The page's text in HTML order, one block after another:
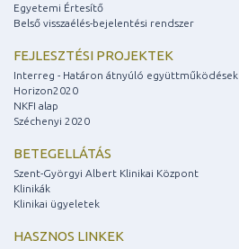
Egyetemi Értesítő
Belső visszaélés-bejelentési rendszer
FEJLESZTÉSI PROJEKTEK
Interreg - Határon átnyúló együttműködések
Horizon2020
NKFI alap
Széchenyi 2020
BETEGELLÁTÁS
Szent-Györgyi Albert Klinikai Központ
Klinikák
Klinikai ügyeletek
HASZNOS LINKEK